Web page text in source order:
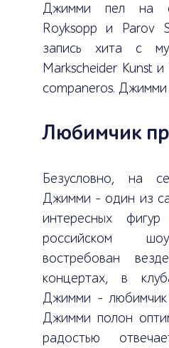
Джимми пел на
Royksopp и Parov
запись хита с
Markscheider Kunst
companeros. Джимми
Любимчик
Безусловно, на
Джимми – один из
интересных
российском
востребован
концертах, в
Джимми –
Джимми полон
радостью